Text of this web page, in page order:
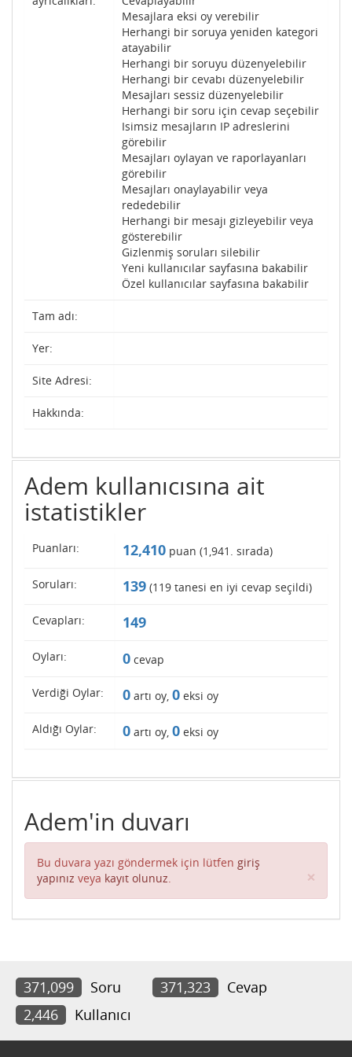
Mesajlara eksi oy verebilir
Herhangi bir soruya yeniden kategori
atayabilir
Herhangi bir soruyu düzenyelebilir
Herhangi bir cevabı düzenyelebilir
Mesajları sessiz düzenyelebilir
Herhangi bir soru için cevap seçebilir
Isimsiz mesajların IP adreslerini
görebilir
Mesajları oylayan ve raporlayanları
görebilir
Mesajları onaylayabilir veya
rededebilir
Herhangi bir mesajı gizleyebilir veya
gösterebilir
Gizlenmiş soruları silebilir
Yeni kullanıcılar sayfasına bakabilir
Özel kullanıcılar sayfasına bakabilir
Tam adı:
Yer:
Site Adresi:
Hakkında:
Adem kullanıcısına ait
istatistikler
Puanları: 12,410 puan (1,941 . sırada)
Soruları: 139 (119 tanesi en iyi cevap seçildi)
Cevapları: 149
Oyları: 0 cevap
Verdiği Oylar: 0 artı oy, 0 eksi oy
Aldığı Oylar: 0 artı oy, 0 eksi oy
Adem'in duvarı
Bu duvara yazı göndermek için lütfen giriş
yapınız veya kayıt olunuz. ×
371,099 Soru 371,323
Cevap
2,446
Kullanıcı